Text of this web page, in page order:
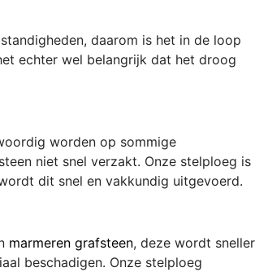
daarom is het in de loop
echter wel belangrijk dat het droog
worden op sommige
niet snel verzakt. Onze stelploeg is
dit snel en vakkundig uitgevoerd.
marmeren grafsteen, deze wordt sneller
beschadigen. Onze stelploeg